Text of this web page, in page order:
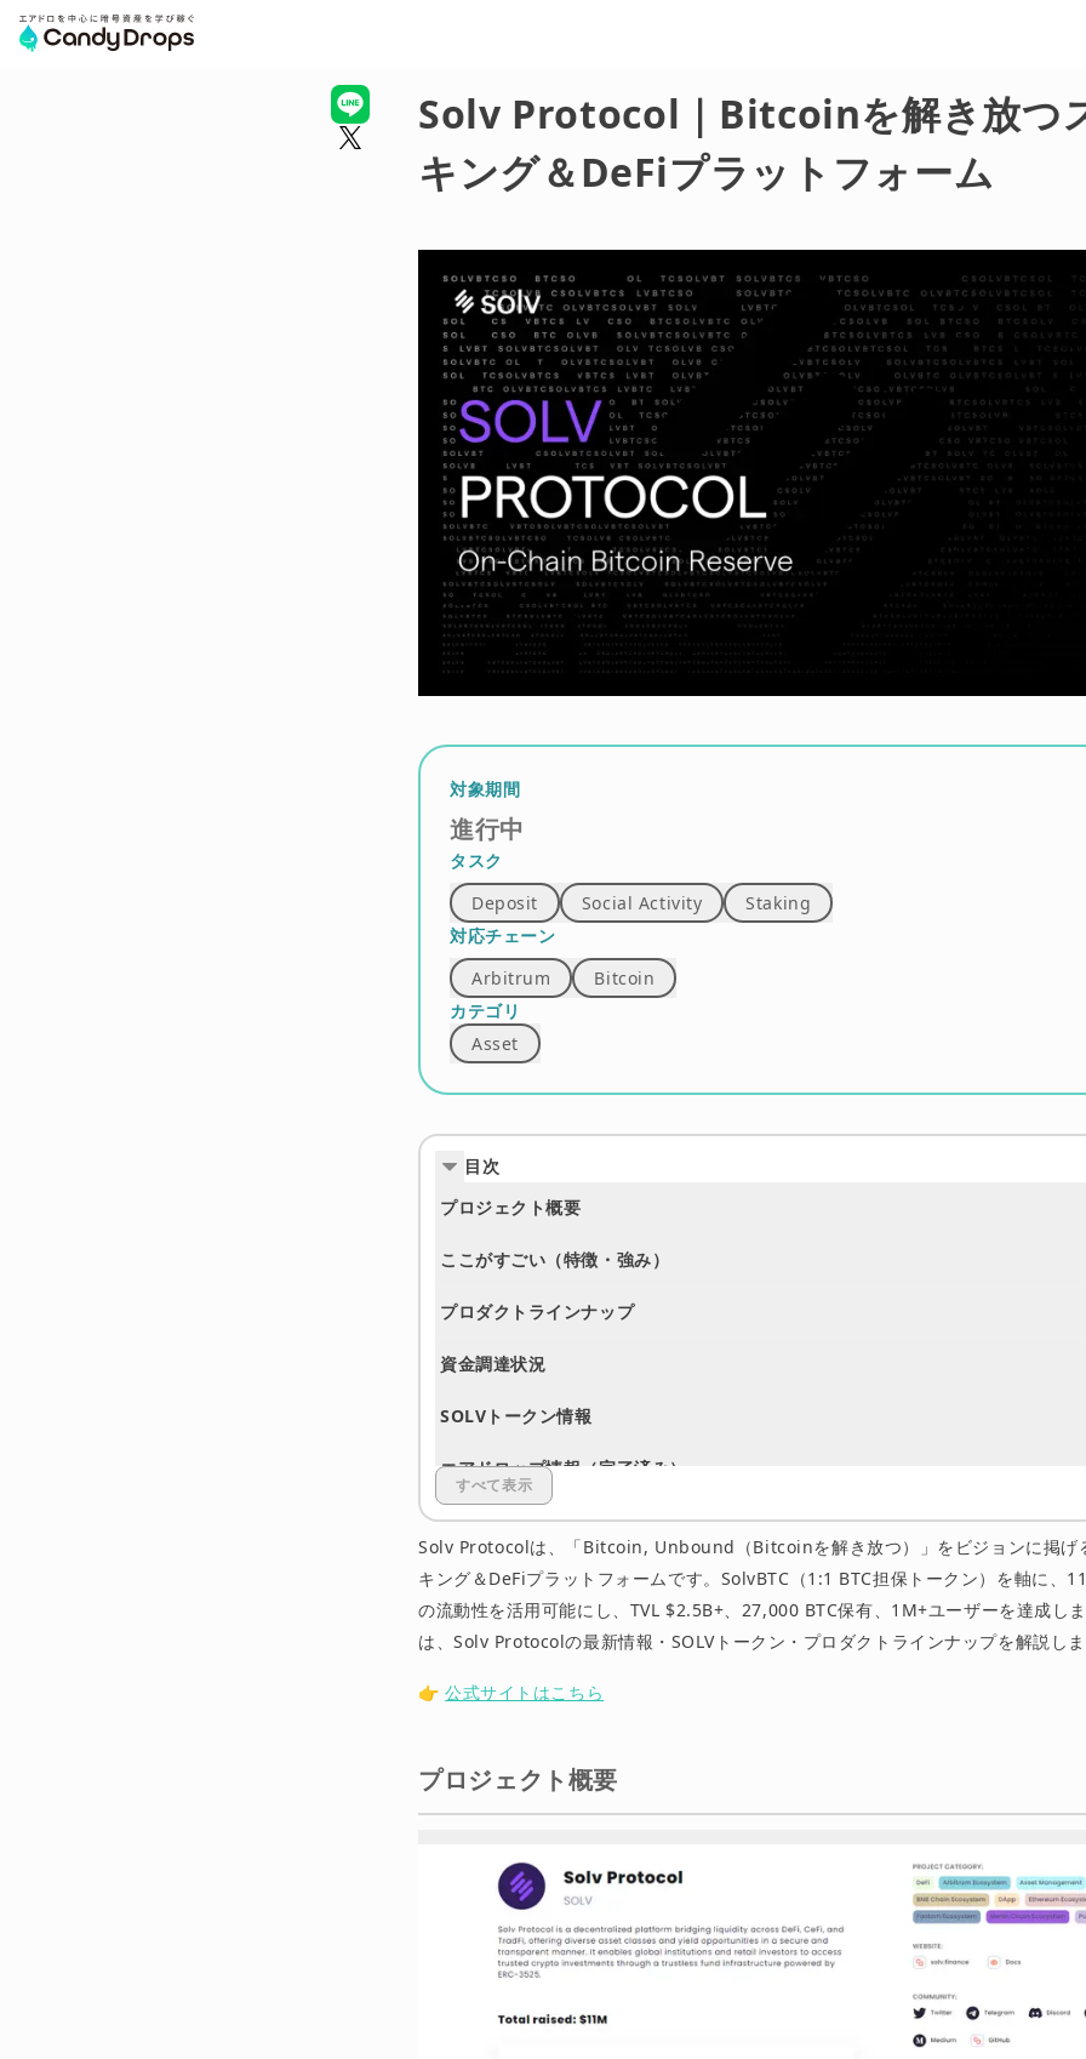
Solv Protocol｜Bitcoinを解き放つ
キング＆DeFiプラットフォーム
対象期間
進行中
タスク
Deposit
Social Activity
Staking
対応チェーン
Arbitrum
Bitcoin
カテゴリ
Asset
目次
プロジェクト概要
ここがすごい（特徴・強み）
プロダクトラインナップ
資金調達状況
SOLVトークン情報
エアドロップ情報（完了済み）
セキュリティ・透明性
ロードマップ
エコシステム・パートナーシップ
免責事項
すべて表示
Solv Protocolは、「Bitcoin, Unbound（Bitcoinを解き放つ）」をビジョンに掲げ
キング＆DeFiプラットフォームです。SolvBTC（1:1 BTC担保トークン）を軸に、
の流動性を活用可能にし、TVL $2.5B+、27,000 BTC保有、1M+ユーザーを達成し
は、Solv Protocolの最新情報・SOLVトークン・プロダクトラインナップを解説し
👉公式サイトはこちら
プロジェクト概要